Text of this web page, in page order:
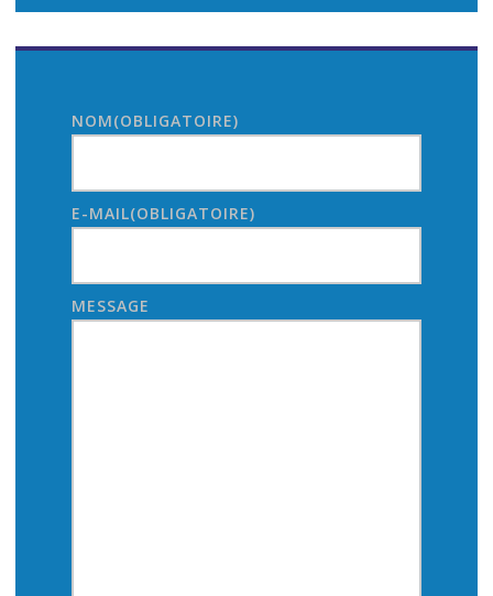
NOM(OBLIGATOIRE)
E-MAIL(OBLIGATOIRE)
MESSAGE